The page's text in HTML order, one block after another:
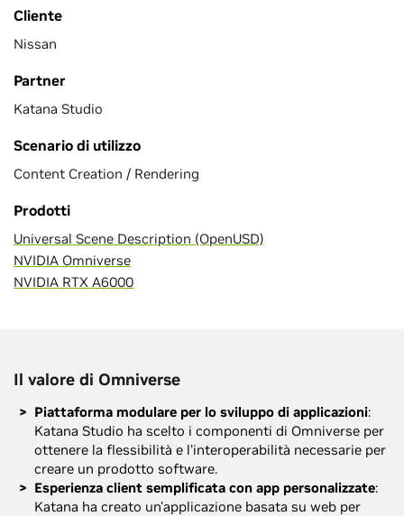
Cliente
Nissan
Partner
Katana Studio
Scenario di utilizzo
Content Creation / Rendering
Prodotti
Universal Scene Description (OpenUSD)
NVIDIA Omniverse
NVIDIA RTX A6000
Il valore di Omniverse
Piattaforma modulare per lo sviluppo di applicazioni:
Katana Studio ha scelto i componenti di Omniverse per
ottenere la flessibilità e l'interoperabilità necessarie per
creare un prodotto software.
Esperienza client semplificata con app personalizzate:
Katana ha creato un'applicazione basata su web per